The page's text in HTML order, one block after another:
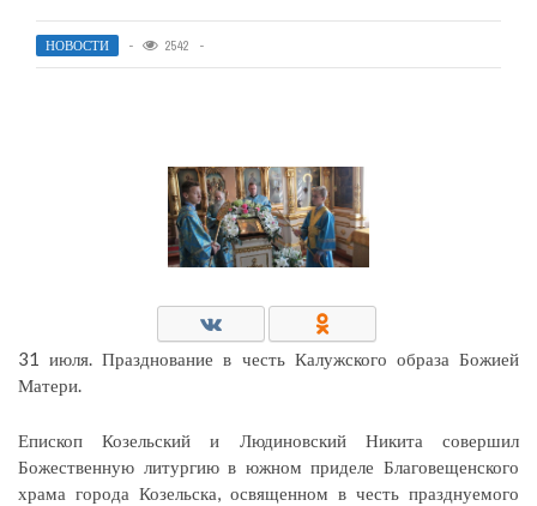
НОВОСТИ 2542
31 июля. Празднование в честь Калужского образа Божией
Матери.
Епископ Козельский и Людиновский Никита совершил
Божественную литургию в южном приделе Благовещенского
храма города Козельска, освященном в честь празднуемого